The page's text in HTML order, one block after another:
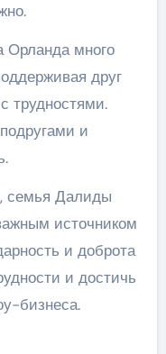
Орланда много
друг
трудностями.
и
семья Далиды
источником
и доброта
и достичь
бизнеса.